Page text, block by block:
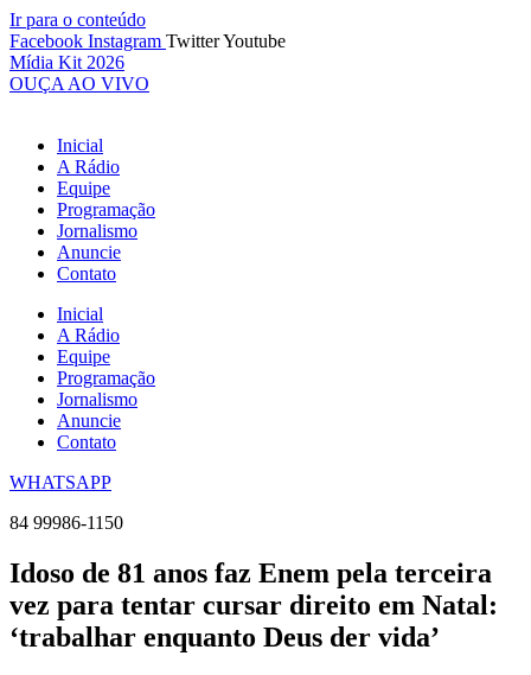
Ir para o conteúdo
Facebook Instagram TwitterYoutube
Mídia Kit 2026
OUÇA AO VIVO
Inicial
A Rádio
Equipe
Programação
Jornalismo
Anuncie
Contato
Inicial
A Rádio
Equipe
Programação
Jornalismo
Anuncie
Contato
WHATSAPP
84 99986-1150
Idoso de 81 anos faz Enem pela terceira
vez para tentar cursar direito em Natal:
‘trabalhar enquanto Deus der vida’